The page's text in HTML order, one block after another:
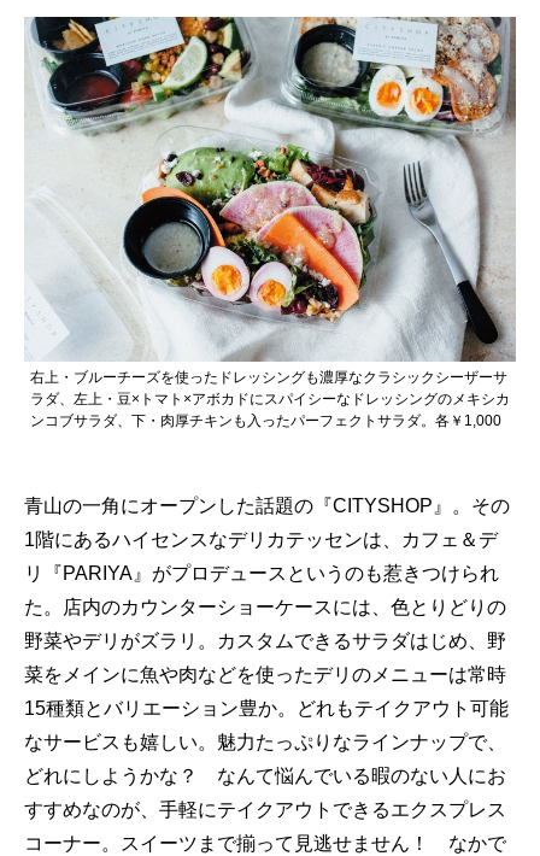
右上・ブルーチーズを使ったドレッシングも濃厚なクラシックシーザーサ
ラダ、左上・豆×トマト×アボカドにスパイシーなドレッシングのメキシカ
ンコブサラダ、下・肉厚チキンも入ったパーフェクトサラダ。各￥1,000
青山の一角にオープンした話題の『CITYSHOP』。その
1階にあるハイセンスなデリカテッセンは、カフェ＆デ
リ『PARIYA』がプロデュースというのも惹きつけられ
た。店内のカウンターショーケースには、色とりどりの
野菜やデリがズラリ。カスタムできるサラダはじめ、野
菜をメインに魚や肉などを使ったデリのメニューは常時
15種類とバリエーション豊か。どれもテイクアウト可能
なサービスも嬉しい。魅力たっぷりなラインナップで、
どれにしようかな？ なんて悩んでいる暇のない人にお
すすめなのが、手軽にテイクアウトできるエクスプレス
コーナー。スイーツまで揃って見逃せません！ なかで